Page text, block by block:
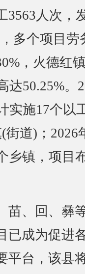
3563人次，
多个项目劳
，火德红
达50.25%。
实施17个以
街道)；2026
乡镇，项目
、回、彝
已成为促进
平台，该县